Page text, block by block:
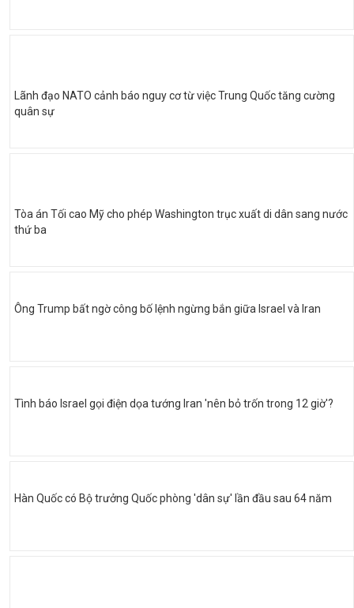
Lãnh đạo NATO cảnh báo nguy cơ từ việc Trung Quốc tăng cường
quân sự
Tòa án Tối cao Mỹ cho phép Washington trục xuất di dân sang nước
thứ ba
Ông Trump bất ngờ công bố lệnh ngừng bắn giữa Israel và Iran
Tình báo Israel gọi điện dọa tướng Iran 'nên bỏ trốn trong 12 giờ'?
Hàn Quốc có Bộ trưởng Quốc phòng 'dân sự' lần đầu sau 64 năm